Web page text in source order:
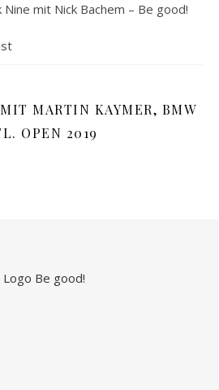
Nine mit Nick Bachem – Be good!
MARTIN KAYMER, BMW
OPEN 2019